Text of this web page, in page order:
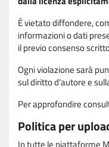
È vietato diffondere,
informazioni o dati
il previo consenso
Ogni violazione sarà
sul diritto d'autore e
Per approfondire
Politica per
In tutte le piattaforme